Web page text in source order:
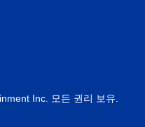
Inc. 모든 권리 보유.